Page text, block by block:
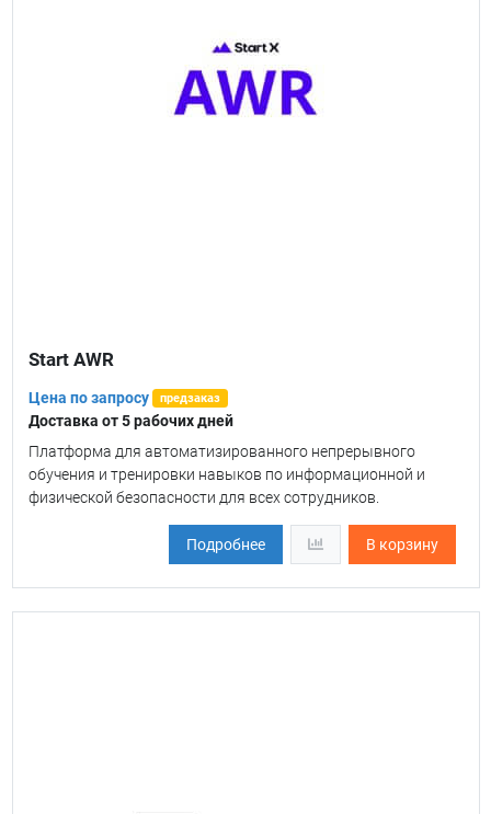
Start AWR
Цена по запросу предзаказ
Доставка от 5 рабочих дней
Платформа для автоматизированного непрерывного
обучения и тренировки навыков по информационной и
физической безопасности для всех сотрудников.
Подробнее В корзину